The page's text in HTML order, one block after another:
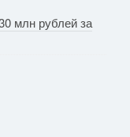
млн рублей за